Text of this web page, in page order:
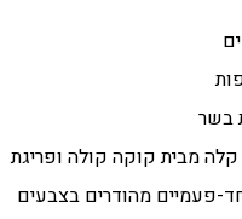
קלה מבית קוקה קולה ופריגת
פעמיים מהודרים בצבעים